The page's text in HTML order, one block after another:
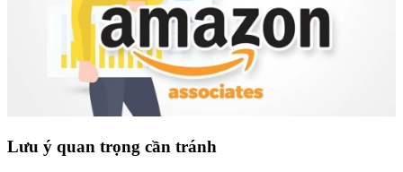
Lưu ý quan trọng cần tránh